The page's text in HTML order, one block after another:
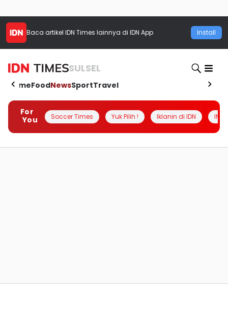
Baca artikel IDN Times lainnya di IDN App Install
SULSEL
HomeFoodNewsSportTravel
For
You
Soccer Times Yuk Pilih ! Iklanin di IDN